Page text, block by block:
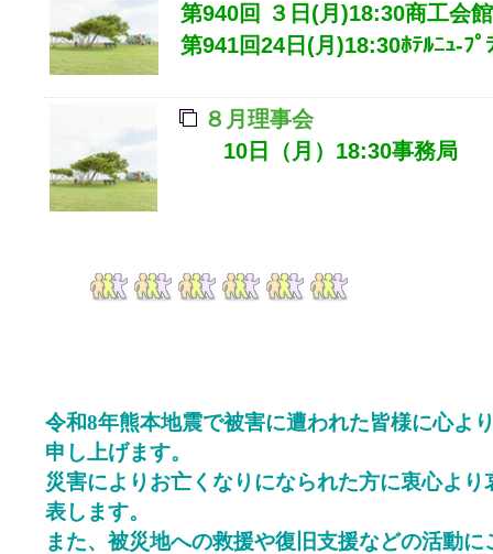
第940回 ３日(月)18:30商工会館
第941回24日(月)18:30ﾎﾃﾙﾆｭ-ﾌﾟ
８月理事会
10日（月）18:30事務局
令和8年熊本地震で被害に遭われた皆様に心よ
申し上げます。
災害によりお亡くなりになられた方に衷心より
表します。
また、被災地への救援や復旧支援などの活動に